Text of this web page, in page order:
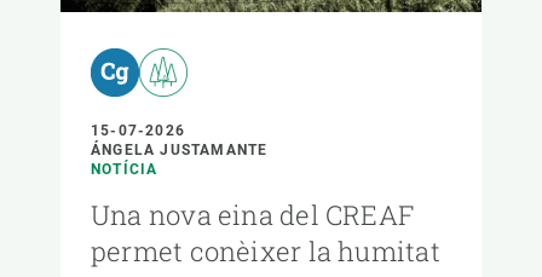
15-07-2026
ÁNGELA JUSTAMANTE
NOTÍCIA
Una nova eina del CREAF
permet conèixer la humitat